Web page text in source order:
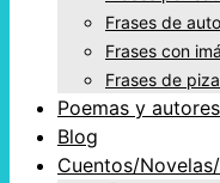
Frases de
Frases con
Frases de
Poemas y autores
Blog
Cuentos/